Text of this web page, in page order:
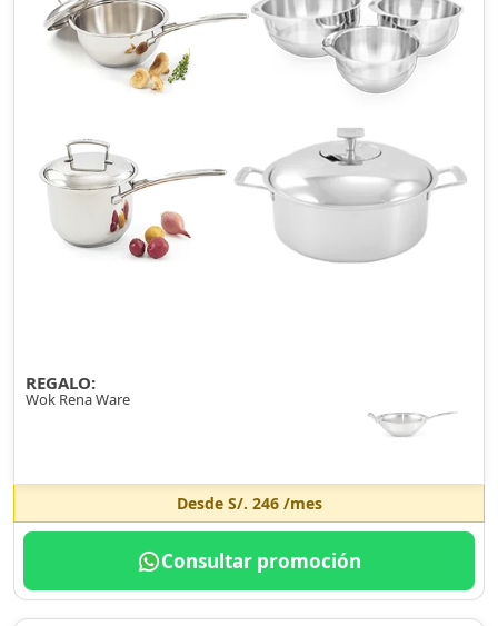
REGALO:
Wok Rena Ware
Desde S/. 246/mes
Consultar promoción